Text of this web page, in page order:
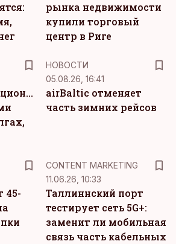
рынка недвижимости
купили торговый
центр в Риге
НОВОСТИ
05.08.26, 16:41
airBaltic отменяет
часть зимних рейсов
45-
CONTENT MARKETING
11.06.26, 10:33
Таллиннский порт
тестирует сеть 5G+:
заменит ли мобильная
связь часть кабельных